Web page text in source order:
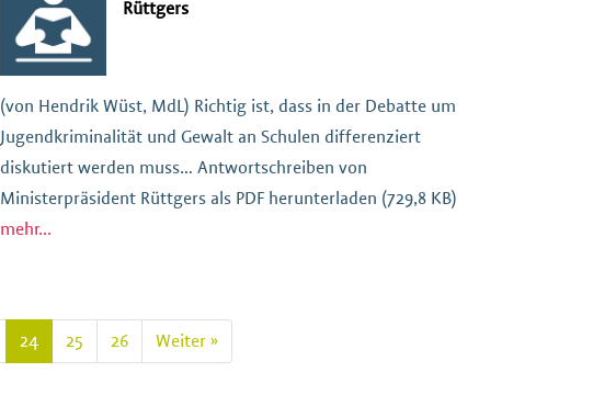
Rüttgers
(von Hendrik Wüst, MdL) Richtig ist, dass in der Debatte um
Jugendkriminalität und Gewalt an Schulen differenziert
diskutiert werden muss… Antwortschreiben von
Ministerpräsident Rüttgers als PDF herunterladen (729,8 KB)
mehr...
24 25 26 Weiter »